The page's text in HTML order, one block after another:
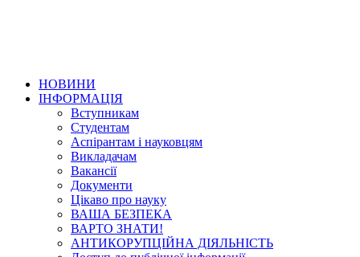
НОВИНИ
ІНФОРМАЦІЯ
Вступникам
Студентам
Аспірантам і науковцям
Викладачам
Вакансії
Документи
Цікаво про науку
ВАША БЕЗПЕКА
ВАРТО ЗНАТИ!
АНТИКОРУПЦІЙНА ДІЯЛЬНІСТЬ